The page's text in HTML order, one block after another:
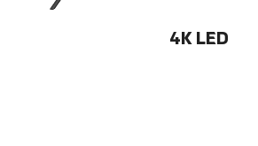
4K LED